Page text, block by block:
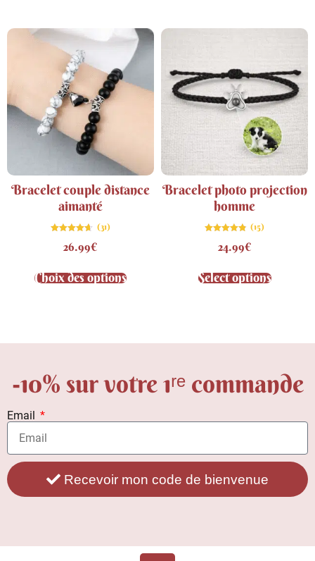
Bracelet couple distance
aimanté
4.61
sur 5
(31)
26.99€
Choix des options
Bracelet photo projection
homme
4.80
sur 5
(15)
24.99€
Select options
-10% sur votre 1ʳᵉ commande
Email
Recevoir mon code de bienvenue